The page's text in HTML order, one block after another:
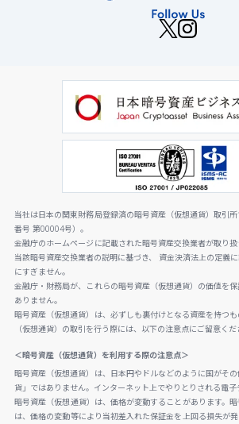
当社は日本の関東財務局登録済の暗号資産（仮想通貨）取引
番号 第00004号）。
金融庁のホームページに記載された暗号資産交換業者が取り扱
当該暗号資産交換業者の説明に基づき、 資金決済法上の定義
にすぎません。
金融庁・財務局が、これらの暗号資産（仮想通貨）の価値を
ありません。
暗号資産（仮想通貨）は、必ずしも裏付けとなる資産を持つ
（仮想通貨）の取引を行う際には、以下の注意点にご留意くだ
＜暗号資産（仮想通貨）を利用する際の注意点＞
暗号資産（仮想通貨）は、日本円やドルなどのように国がそ
貨」ではありません。インターネット上でやりとりされる電子
暗号資産（仮想通貨）は、価格が変動することがあります。
は、価格の変動等により当初差入れた保証金を上回る損失が